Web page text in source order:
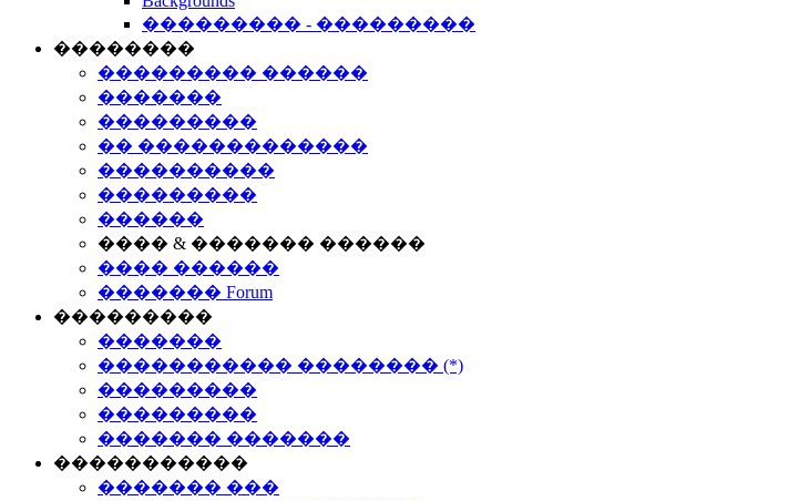
��������� - ���������
��������
��������� ������
�������
���������
�� �������������
����������
���������
������
���� & ������� ������
���� ������
������� Forum
���������
�������
����������� �������� (*)
���������
���������
������� �������
�����������
������� ���